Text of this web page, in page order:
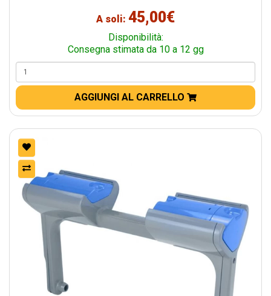
A soli: 45,00€
Disponibilità:
Consegna stimata da 10 a 12 gg
AGGIUNGI AL CARRELLO